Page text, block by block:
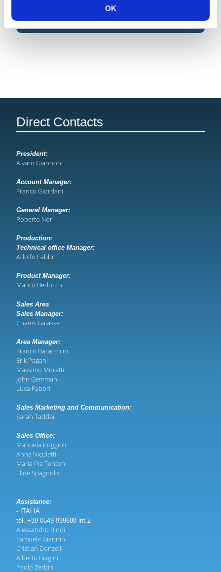
OK
Direct Contacts
President:
Alvaro Giannoni
Account Manager:
Franco Giordani
General Manager:
Roberto Nori
Production:
Technical office Manager:
Adolfo Fabbri
Product Manager:
Mauro Bedocchi
Sales Area
Sales Manager:
Chams Gaiasse
Area Manager:
Franco Baracchini
Erik Pagani
Massimo Moretti
John Gemmani
Luca Fabbri
Sales Marketing and Communication:
Sarah Taddei
Sales Office:
Manuela Poggioli
Anna Nicoletti
Maria Pia Tentoni
Elide Spagnolo
Assistance:
- ITALIA:
tel. +39 0549 999688 int.2
Alessandro Bindi
Samuele Giannini
Cristian Donzelli
Alberto Biagini
Paolo Zerbini